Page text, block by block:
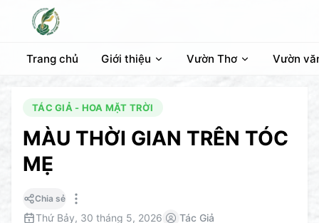
Trang chủ Giới thiệu Vườn Thơ Vườn
TÁC GIẢ - HOA MẶT TRỜI
MÀU THỜI GIAN TRÊN TÓC
MẸ
Chia sẻ
Thứ Bảy, 30 tháng 5, 2026 Tác Giả